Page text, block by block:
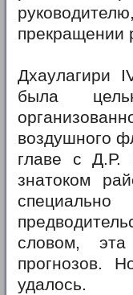
прекращении
Дхаулагири
была
воздушного
главе с
знатоком
словом,
прогнозов.
удалось.